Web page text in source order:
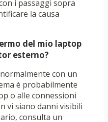
i passaggi sopra
la causa
del mio laptop
esterno?
con un
è probabilmente
o alle connessioni
vi siano danni visibili
consulta un